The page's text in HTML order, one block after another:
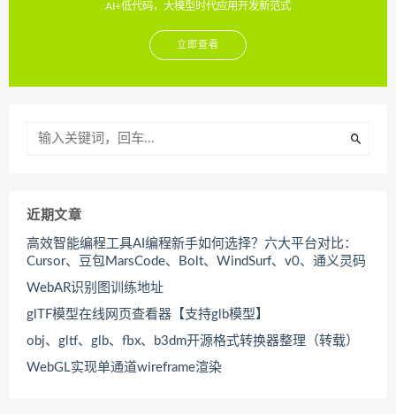
AI+低代码，大模型时代应用开发新范式
立即查看
近期文章
高效智能编程工具AI编程新手如何选择？六大平台对比：
Cursor、豆包MarsCode、Bolt、WindSurf、v0、通义灵码
WebAR识别图训练地址
glTF模型在线网页查看器【支持glb模型】
obj、gltf、glb、fbx、b3dm开源格式转换器整理（转载）
WebGL实现单通道wireframe渲染